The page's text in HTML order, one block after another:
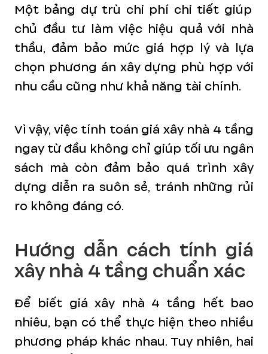
Một bảng dự trù chi phí chi tiết giúp
chủ đầu tư làm việc hiệu quả với nhà
thầu, đảm bảo mức giá hợp lý và lựa
chọn phương án xây dựng phù hợp với
nhu cầu cũng như khả năng tài chính.
Vì vậy, việc tính toán giá xây nhà 4 tầng
ngay từ đầu không chỉ giúp tối ưu ngân
sách mà còn đảm bảo quá trình xây
dựng diễn ra suôn sẻ, tránh những rủi
ro không đáng có.
Hướng dẫn cách tính giá
xây nhà 4 tầng chuẩn xác
Để biết giá xây nhà 4 tầng hết bao
nhiêu, bạn có thể thực hiện theo nhiều
phương pháp khác nhau. Tuy nhiên, hai